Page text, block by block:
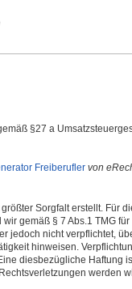
§27 a
Freiberuflervon
Sorgfalt erstellt. Für
gemäß § 7 Abs.1 TMG
jedoch nicht verpflichtet,
hinweisen.
diesbezügliche Haftung
werden